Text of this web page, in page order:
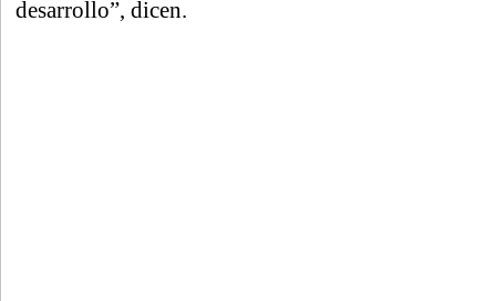
desarrollo”, dicen.